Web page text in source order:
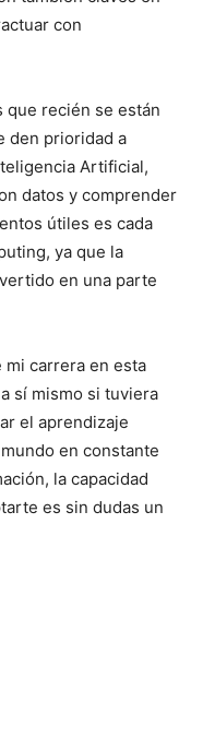
con
que recién se están
den prioridad a
Artificial,
datos y comprender
útiles es cada
ya que la
en una parte
carrera en esta
sí mismo si tuviera
el aprendizaje
en constante
la capacidad
es sin dudas un